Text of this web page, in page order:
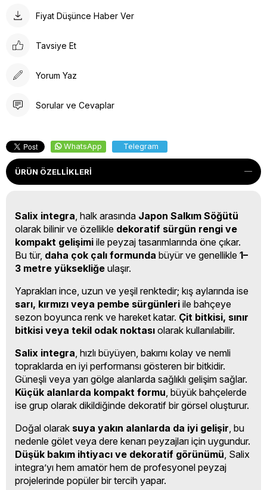
Fiyat Düşünce Haber Ver
Tavsiye Et
Yorum Yaz
Sorular ve Cevaplar
WhatsApp Telegram
ÜRÜN ÖZELLIKLERI
Salix integra, halk arasında Japon Salkım Söğütü
olarak bilinir ve özellikle dekoratif sürgün rengi ve
kompakt gelişimi ile peyzaj tasarımlarında öne çıkar.
Bu tür, daha çok çalı formunda büyür ve genellikle 1–
3 metre yüksekliğe ulaşır.
Yaprakları ince, uzun ve yeşil renktedir; kış aylarında ise
sarı, kırmızı veya pembe sürgünleri ile bahçeye
sezon boyunca renk ve hareket katar. Çit bitkisi, sınır
bitkisi veya tekil odak noktası olarak kullanılabilir.
Salix integra, hızlı büyüyen, bakımı kolay ve nemli
topraklarda en iyi performansı gösteren bir bitkidir.
Güneşli veya yarı gölge alanlarda sağlıklı gelişim sağlar.
Küçük alanlarda kompakt formu, büyük bahçelerde
ise grup olarak dikildiğinde dekoratif bir görsel oluşturur.
Doğal olarak suya yakın alanlarda da iyi gelişir, bu
nedenle gölet veya dere kenarı peyzajları için uygundur.
Düşük bakım ihtiyacı ve dekoratif görünümü, Salix
integra’yı hem amatör hem de profesyonel peyzaj
projelerinde popüler bir tercih yapar.